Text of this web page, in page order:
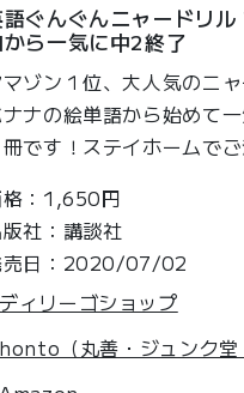
ぐんぐんニャードリ
ら一気に中2終了
ゾン１位、大人気のニ
ナの絵単語から始めて
です！ステイホームで
：1,650円
社：講談社
売日：2020/07/02
ディリーゴショップ
honto（丸善・ジュンク堂